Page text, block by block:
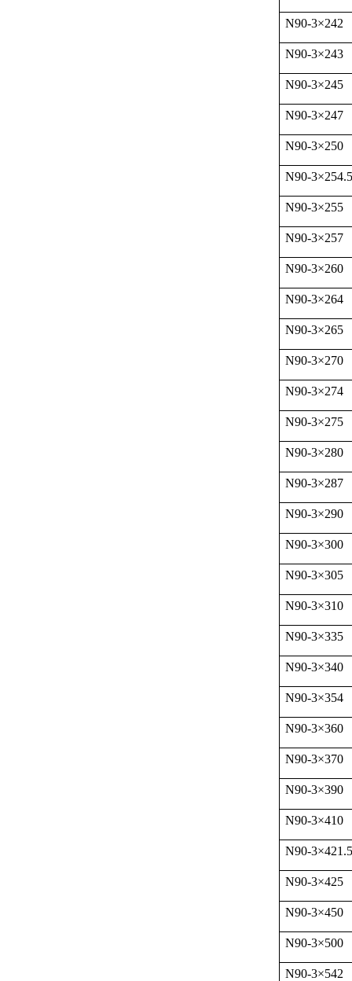
N90-3×242
N90-3×243
N90-3×245
N90-3×247
N90-3×250
N90-3×254.5
N90-3×255
N90-3×257
N90-3×260
N90-3×264
N90-3×265
N90-3×270
N90-3×274
N90-3×275
N90-3×280
N90-3×287
N90-3×290
N90-3×300
N90-3×305
N90-3×310
N90-3×335
N90-3×340
N90-3×354
N90-3×360
N90-3×370
N90-3×390
N90-3×410
N90-3×421.5
N90-3×425
N90-3×450
N90-3×500
N90-3×542